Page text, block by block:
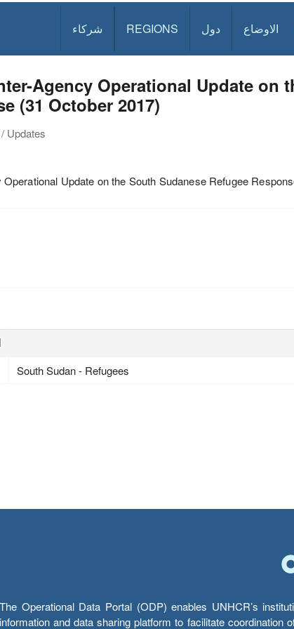
الاوضاع دول REGIONS شركاء
Agency Operational Update on
(31 October 2017)
Updates
Update on the South Sudanese Refugee
South Sudan - Refugees
The Operational Data Portal (ODP) enables UNHCR’s
information and data sharing platform to facilitate coordination